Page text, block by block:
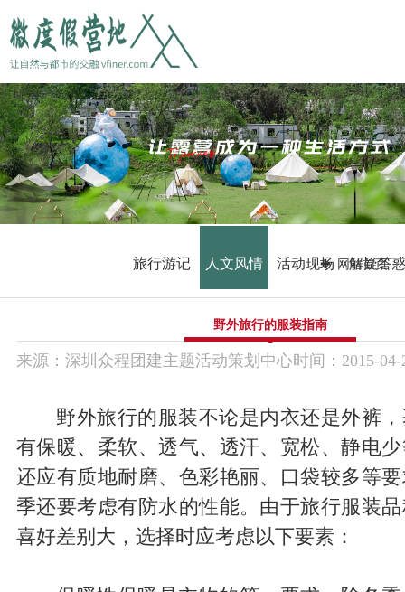
首 页
微度假营地
千寻故事汇
主题活动方案
团建预约
联系我们
网站首页
旅行游记 人文风情 活动现场 解疑答
野外旅行的服装指南
来源： 深圳众程团建主题活动策划中心时间： 2015-04-
野外旅行的服装不论是内衣还是外裤，
有保暖、柔软、透气、透汗、宽松、静电
还应有质地耐磨、色彩艳丽、口袋较多等
季还要考虑有防水的性能。由于旅行服装
喜好差别大，选择时应考虑以下要素：